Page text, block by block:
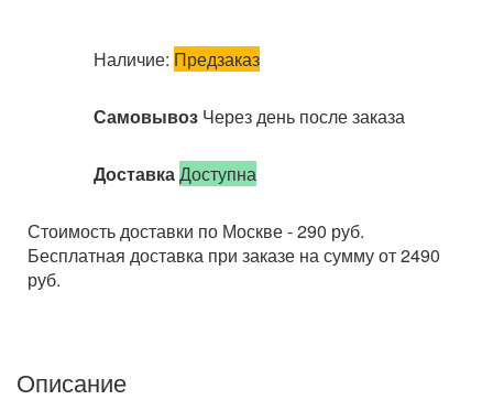
Наличие: Предзаказ
Самовывоз Через день после заказа
ДоставкаДоступна
Стоимость доставки по Москве - 290 руб.
Бесплатная доставка при заказе на сумму от 2490
руб.
Описание